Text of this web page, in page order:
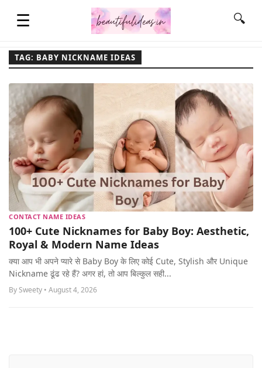
☰
QUOTES
LIFESTYLE
FASHION & STYLE
CONTACT NAME IDEAS
MORE
🔍
TAG: BABY NICKNAME IDEAS
CONTACT NAME IDEAS
100+ Cute Nicknames for Baby Boy: Aesthetic,
Royal & Modern Name Ideas
क्या आप भी अपने प्यारे से Baby Boy के लिए कोई Cute, Stylish और Unique
Nickname ढूंढ रहे हैं? अगर हां, तो आप बिल्कुल सही...
By Sweety • August 4, 2026